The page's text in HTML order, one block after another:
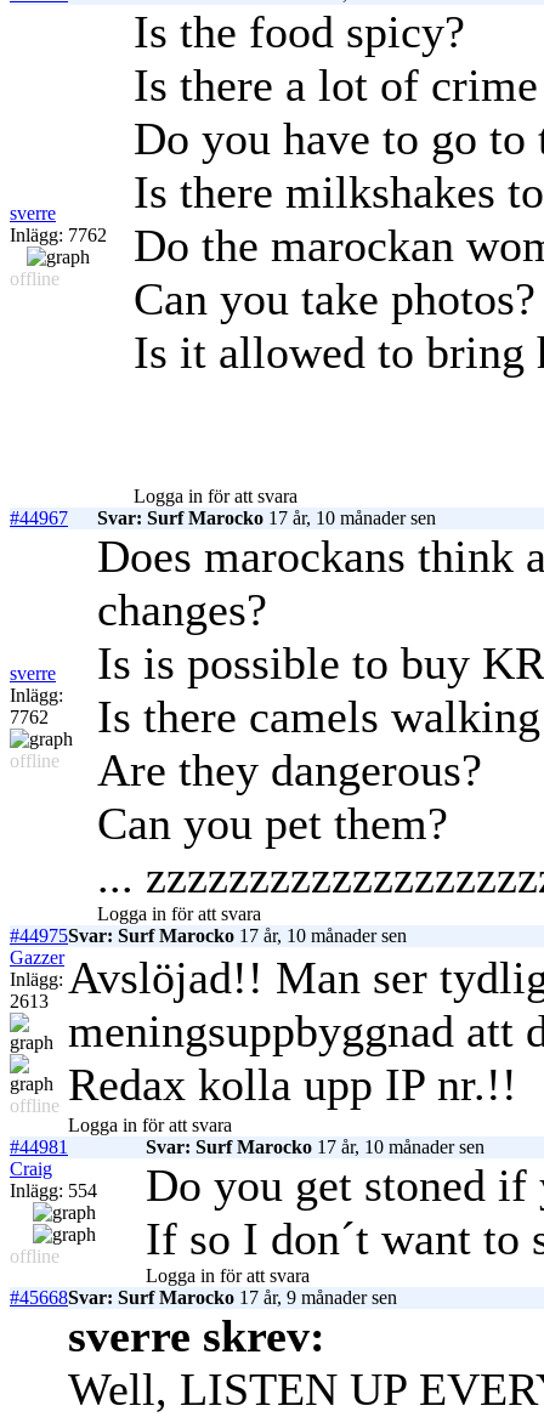
sverre
Inlägg: 7762
offline
Is the food spicy?
Is there a lot of
Do you have to go to
Is there milkshakes
Do the marockan
Can you take photos?
Is it allowed to bring
Logga in för att svara
#44967
Svar: Surf Marocko 17 år, 10 månader sen
sverre
Inlägg:
7762
offline
Does marockans think
changes?
Is is possible to buy
Is there camels
Are they dangerous?
Can you pet them?
...
Logga in för att svara
#44975Svar: Surf Marocko 17 år, 10 månader sen
Gazzer
Inlägg:
2613
offline
Avslöjad!! Man ser
meningsuppbyggnad att
Redax kolla upp IP nr.!!
Logga in för att svara
#44981
Svar: Surf Marocko 17 år, 10 månader sen
Craig
Inlägg: 554
offline
Do you get stoned
If so I don´t want to
Logga in för att svara
#45668Svar: Surf Marocko 17 år, 9 månader sen
sverre skrev:
Well, LISTEN UP